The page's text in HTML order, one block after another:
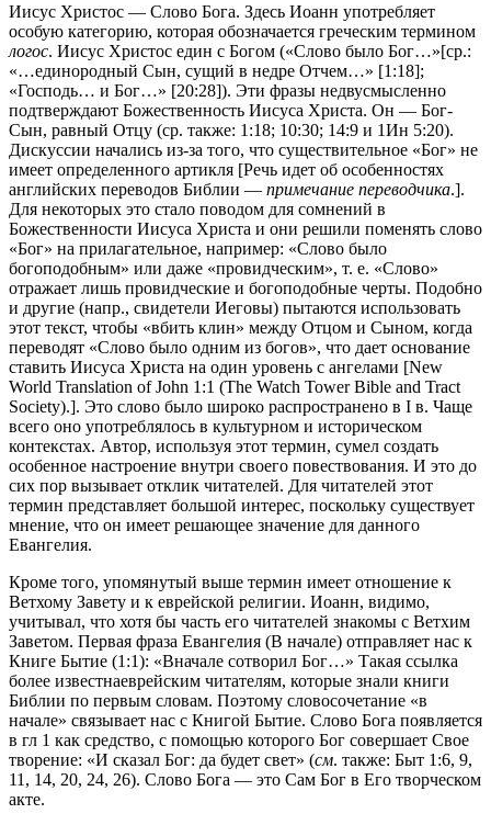
Иисус Христос — Слово Бога. Здесь Иоанн употребляет
особую категорию, которая обозначается греческим термином
логос. Иисус Христос един с Богом («Слово было Бог…»[ср.:
«…единородный Сын, сущий в недре Отчем…» [1:18];
«Господь… и Бог…» [20:28]). Эти фразы недвусмысленно
подтверждают Божественность Иисуса Христа. Он — Бог-
Сын, равный Отцу (ср. также: 1:18; 10:30; 14:9 и 1Ин 5:20).
Дискуссии начались из-за того, что существительное «Бог» не
имеет определенного артикля [Речь идет об особенностях
английских переводов Библии — примечание переводчика.].
Для некоторых это стало поводом для сомнений в
Божественности Иисуса Христа и они решили поменять слово
«Бог» на прилагательное, например: «Слово было
богоподобным» или даже «провидческим», т. е. «Слово»
отражает лишь провидческие и богоподобные черты. Подобно
и другие (напр., свидетели Иеговы) пытаются использовать
этот текст, чтобы «вбить клин» между Отцом и Сыном, когда
переводят «Слово было одним из богов», что дает основание
ставить Иисуса Христа на один уровень с ангелами [New
World Translation of John 1:1 (The Watch Tower Bible and Tract
Society).]. Это слово было широко распространено в I в. Чаще
всего оно употреблялось в культурном и историческом
контекстах. Автор, используя этот термин, сумел создать
особенное настроение внутри своего повествования. И это до
сих пор вызывает отклик читателей. Для читателей этот
термин представляет большой интерес, поскольку существует
мнение, что он имеет решающее значение для данного
Евангелия.
Кроме того, упомянутый выше термин имеет отношение к
Ветхому Завету и к еврейской религии. Иоанн, видимо,
учитывал, что хотя бы часть его читателей знакомы с Ветхим
Заветом. Первая фраза Евангелия (В начале) отправляет нас к
Книге Бытие (1:1): «Вначале сотворил Бог…» Такая ссылка
более известнаеврейским читателям, которые знали книги
Библии по первым словам. Поэтому словосочетание «в
начале» связывает нас с Книгой Бытие. Слово Бога появляется
в гл 1 как средство, с помощью которого Бог совершает Свое
творение: «И сказал Бог: да будет свет» (см. также: Быт 1:6, 9,
11, 14, 20, 24, 26). Слово Бога — это Сам Бог в Его творческом
акте.